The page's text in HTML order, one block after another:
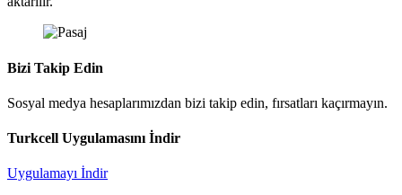
Bizi Takip Edin
Sosyal medya hesaplarımızdan bizi takip edin, fırsatları kaçırmayın.
Turkcell Uygulamasını İndir
Uygulamayı İndir